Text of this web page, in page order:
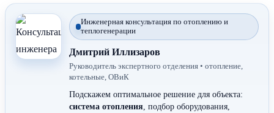
Инженерная консультация по отоплению и
теплогенерации
Дмитрий Иллизаров
Руководитель экспертного отделения • отопление,
котельные, ОВиК
Подскажем оптимальное решение для объекта:
система отопления , подбор оборудования,